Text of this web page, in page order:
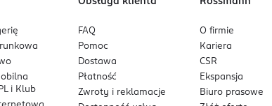
i Klub
FAQ
Pomoc
Dostawa
Płatność
Zwroty i reklamacje
O firmie
Kariera
CSR
Ekspansja
Biuro prasowe